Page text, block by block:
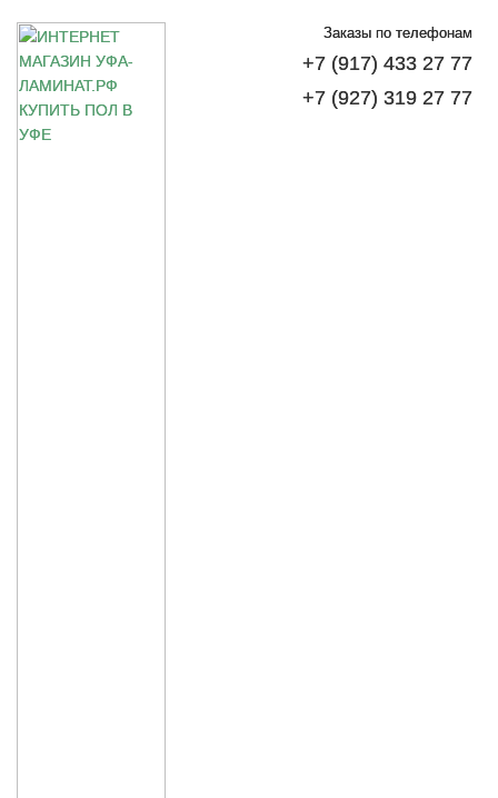
Заказы по телефонам
+7 (917) 433 27 77
+7 (927) 319 27 77